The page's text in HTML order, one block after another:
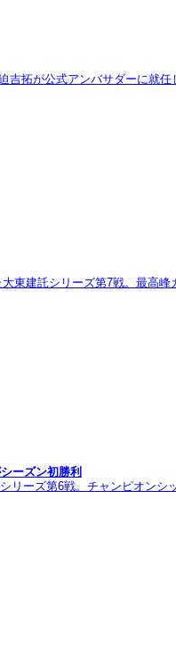
吉拓が公式アンバサダーに就
東建託シリーズ第7戦。最高
ーズン初勝利
リーズ第6戦。チャンピオン